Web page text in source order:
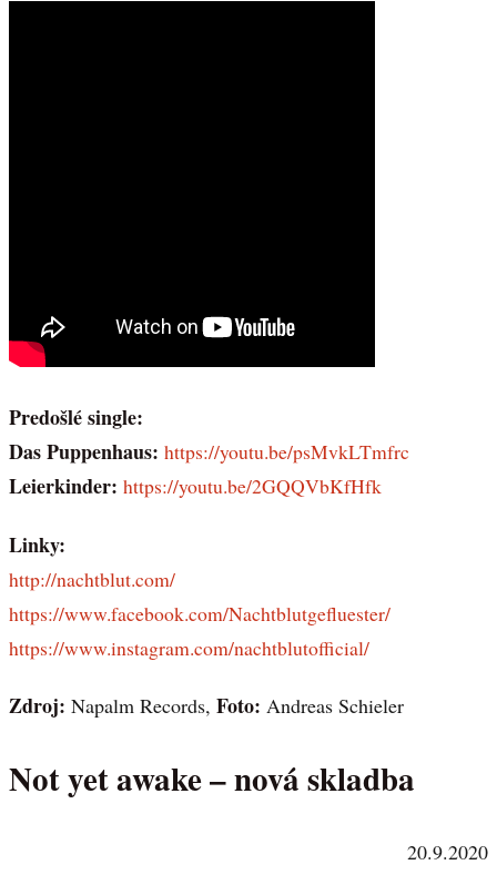
Predošlé single:
Das Puppenhaus: https://youtu.be/psMvkLTmfrc
Leierkinder: https://youtu.be/2GQQVbKfHfk
Linky:
http://nachtblut.com/
https://www.facebook.com/Nachtblutgefluester/
https://www.instagram.com/nachtblutofficial/
Zdroj: Napalm Records, Foto: Andreas Schieler
Not yet awake – nová skladba
20.9.2020